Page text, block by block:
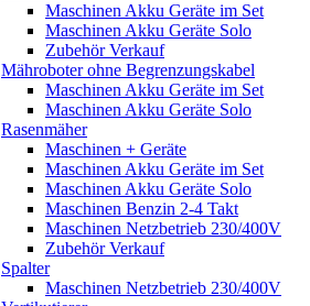
Maschinen Akku Geräte im Set
Maschinen Akku Geräte Solo
Zubehör Verkauf
Mähroboter ohne Begrenzungskabel
Maschinen Akku Geräte im Set
Maschinen Akku Geräte Solo
Rasenmäher
Maschinen + Geräte
Maschinen Akku Geräte im Set
Maschinen Akku Geräte Solo
Maschinen Benzin 2-4 Takt
Maschinen Netzbetrieb 230/400V
Zubehör Verkauf
Spalter
Maschinen Netzbetrieb 230/400V